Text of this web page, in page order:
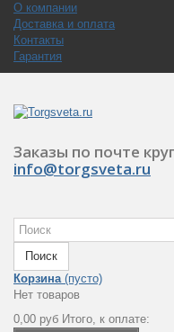
О компании
Доставка и оплата
Контакты
Гарантия
Заказы по почте
info@torgsveta.ru
Поиск
Корзина (пусто)
Нет товаров
0,00 руб Итого, к оплате: